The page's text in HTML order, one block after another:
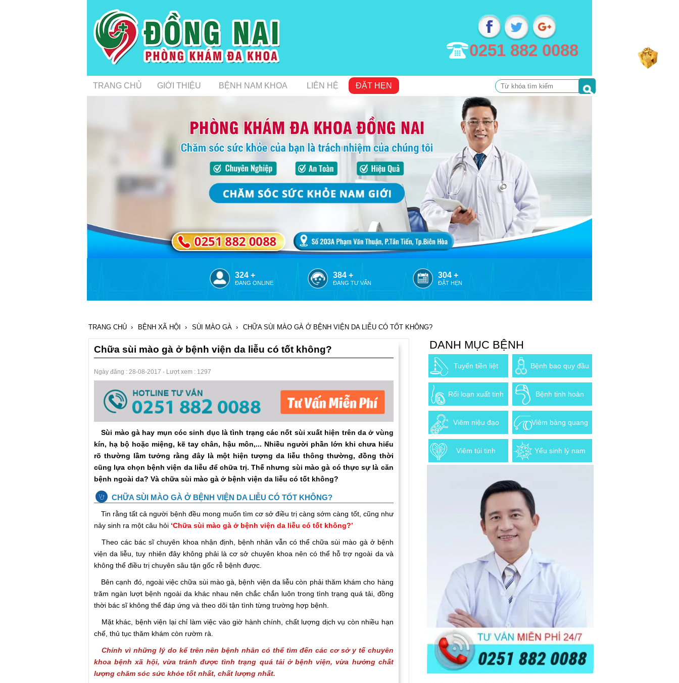
0251 882 0088
TRANG CHỦ GIỚI THIỆU BỆNH NAM KHOA LIÊN HỆ ĐẶT HẸN
399 +
ĐANG ONLINE
459 +
ĐANG TƯ VẤN
379 +
ĐẶT HẸN
TRANG CHỦ › BỆNH XÃ HỘI › SÙI MÀO GÀ › CHỮA SÙI MÀO GÀ Ở BỆNH VIỆN DA LIỄU CÓ TỐT KHÔNG?
Chữa sùi mào gà ở bệnh viện da liễu có tốt không?
Ngày đăng : 28-08-2017 - Lượt xem : 1297
Sùi mào gà hay mụn cóc sinh dục là tình trạng các nốt sùi xuất hiện trên da ở vùng
kín, hạ bộ hoặc miệng, kẽ tay chân, hậu môn,... Nhiều người phần lớn khi chưa hiểu
rõ thường lầm tưởng rằng đây là một hiện tượng da liễu thông thường, đồng thời
cũng lựa chọn bệnh viện da liễu để chữa trị. Thế nhưng sùi mào gà có thực sự là căn
bệnh ngoài da? Và chữa sùi mào gà ở bệnh viện da liễu có tốt không?
CHỮA SÙI MÀO GÀ Ở BỆNH VIỆN DA LIỄU CÓ TỐT KHÔNG?
Tin rằng tất cả người bệnh đều mong muốn tìm cơ sở điều trị càng sớm càng tốt, cũng như
nảy sinh ra một câu hỏi ‘Chữa sùi mào gà ở bệnh viện da liễu có tốt không?’
Theo các bác sĩ chuyên khoa nhận định, bệnh nhân vẫn có thể chữa sùi mào gà ở bệnh
viện da liễu, tuy nhiên đây không phải là cơ sở chuyên khoa nên có thể hỗ trợ ngoài da và
không thể điều trị chuyên sâu tận gốc rễ bệnh được.
Bên cạnh đó, ngoài việc chữa sùi mào gà, bệnh viện da liễu còn phải thăm khám cho hàng
trăm ngàn lượt bệnh ngoài da khác nhau nên chắc chắn luôn trong tình trạng quá tải, đồng
thời bác sĩ không thể đáp ứng và theo dõi tận tình từng trường hợp bệnh.
Mặt khác, bệnh viện lại chỉ làm việc vào giờ hành chính, chất lượng dịch vụ còn nhiều hạn
chế, thủ tục thăm khám còn rườm rà.
Chính vì những lý do kể trên nên bệnh nhân có thể tìm đến các cơ sở y tế chuyên
khoa bệnh xã hội, vừa tránh được tình trạng quá tải ở bệnh viện, vừa hưởng chất
lượng chăm sóc sức khỏe tốt nhất, chất lượng nhất.
DANH MỤC BỆNH
Tuyến tiền liệt Bệnh bao quy đầu
Rối loạn xuất tinh Bệnh tinh hoàn
Viêm niệu đạo Viêm bàng quang
Viêm túi tinh Yếu sinh lý nam